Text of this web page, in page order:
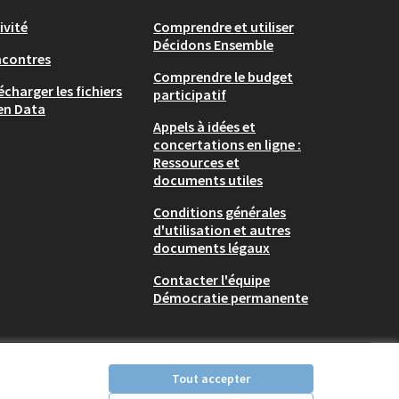
Tout accepter
les fichiers
Data
Comprendre et utiliser
Décidons Ensemble
Comprendre le budget
participatif
Appels à idées et
concertations en ligne :
Ressources et
documents utiles
Conditions générales
d'utilisation et autres
documents légaux
Contacter l'équipe
Démocratie permanente